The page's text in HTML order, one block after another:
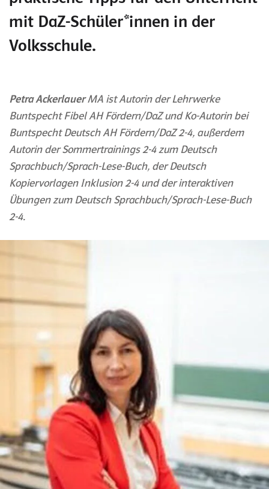
mit DaZ-Schüler*innen in der
Volksschule.
Petra AckerlauerMA ist Autorin der Lehrwerke
Buntspecht Fibel AH Fördern/DaZ und Ko-Autorin bei
Buntspecht Deutsch AH Fördern/DaZ 2-4, außerdem
Autorin der Sommertrainings 2-4 zum Deutsch
Sprachbuch/Sprach-Lese-Buch, der Deutsch
Kopiervorlagen Inklusion 2-4 und der interaktiven
Übungen zum Deutsch Sprachbuch/Sprach-Lese-Buch
2-4.